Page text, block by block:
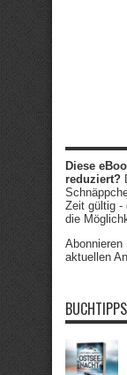
Diese
reduziert?
Zeit gültig -
die
Abonnieren
aktuellen
BUCHTIPPS